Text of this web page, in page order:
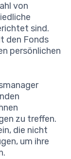
von
sind.
den Fonds
persönlichen
zu treffen.
die nicht
um ihre